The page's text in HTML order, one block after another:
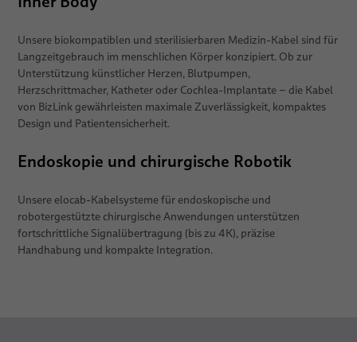
Unsere biokompatiblen und sterilisierbaren Medizin-Kabel sind für
Langzeitgebrauch im menschlichen Körper konzipiert. Ob zur
Unterstützung künstlicher Herzen, Blutpumpen,
Herzschrittmacher, Katheter oder Cochlea-Implantate – die Kabel
von BizLink gewährleisten maximale Zuverlässigkeit, kompaktes
Design und Patientensicherheit.
Endoskopie und chirurgische Robotik
Unsere elocab-Kabelsysteme für endoskopische und
robotergestützte chirurgische Anwendungen unterstützen
fortschrittliche Signalübertragung (bis zu 4K), präzise
Handhabung und kompakte Integration.